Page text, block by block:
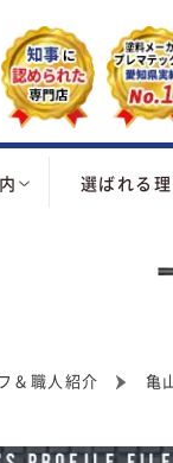
選ばれる
＆職人紹介 亀